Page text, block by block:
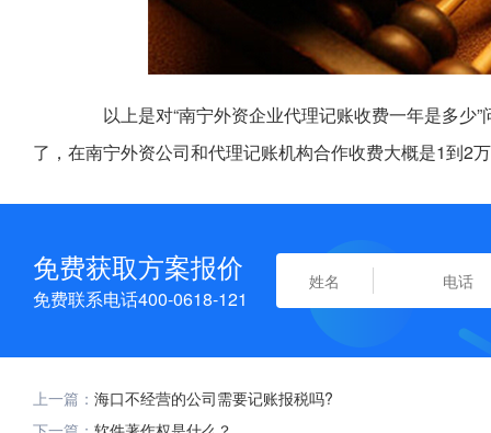
以上是对“南宁外资企业代理记账收费一年是多少”
了，在南宁外资公司和代理记账机构合作收费大概是1到2
免费获取方案报价
免费联系电话400-0618-121
上一篇： 海口不经营的公司需要记账报税吗?